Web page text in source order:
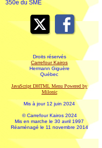
350e du SME
Droits réservés
Carrefour Kairos
Hermann Giguère
Québec
JavaScript DHTML Menu Powered by
Milonic
Mis à jour 12 juin 2024
© Carrefour Kairos 2024
Mis en marche le 30 avril 1997
Réaménagé le 11 novembre 2014